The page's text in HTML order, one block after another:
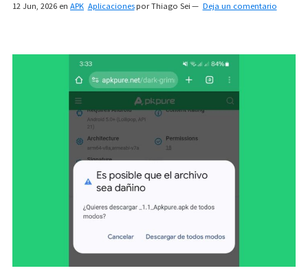
12 Jun, 2026 en APK AplicacionesporThiago Sei Deja un comentario